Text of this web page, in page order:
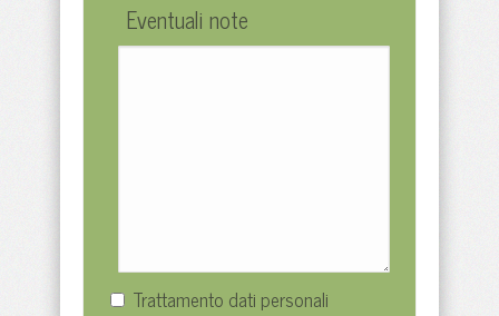
Eventuali note
Trattamento dati personali